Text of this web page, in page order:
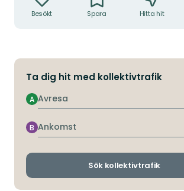
Besökt Spara Hitta hit
Ta dig hit med kollektivtrafik
Avresa
A
Ankomst
B
Sök kollektivtrafik